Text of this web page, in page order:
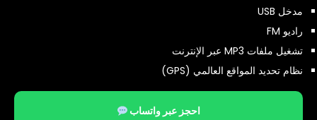
مدخل USB
راديو FM
تشغيل ملفات MP3 عبر الإنترنت
نظام تحديد المواقع العالمي (GPS)
احجز عبر واتساب